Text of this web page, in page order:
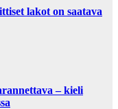
lakot on saatava
– kieli